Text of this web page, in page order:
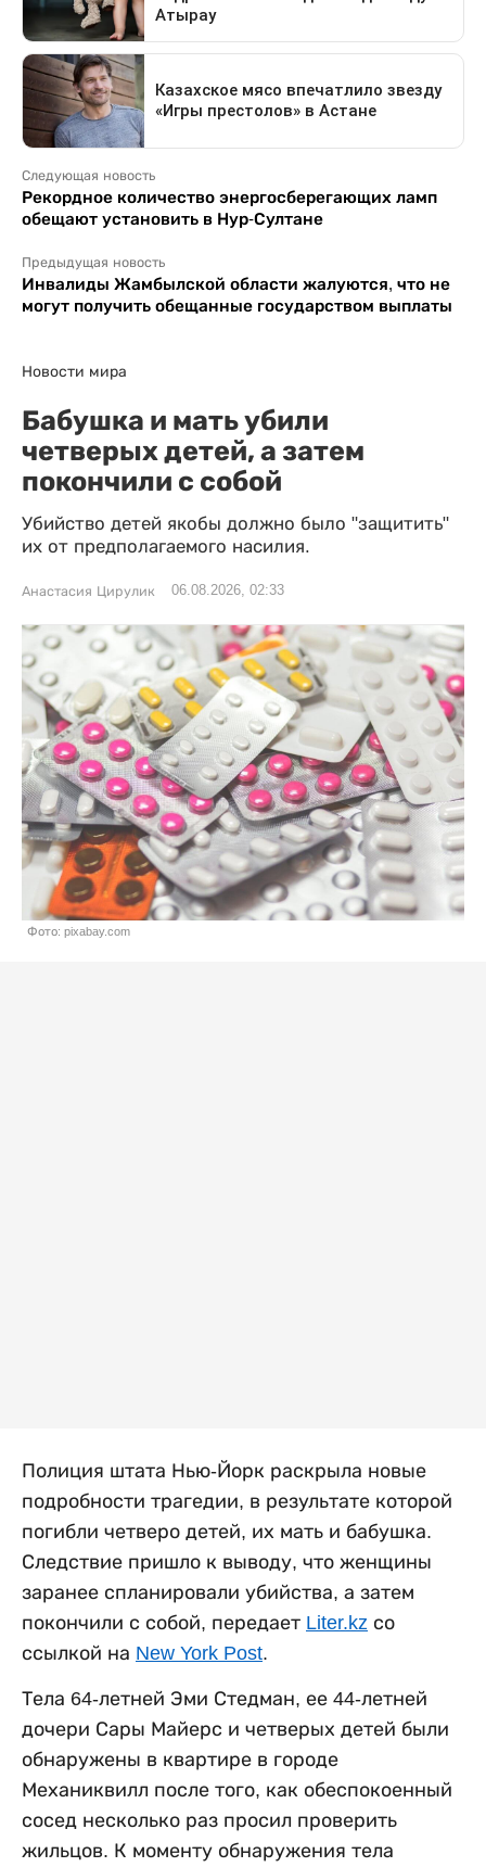
Следующая новость
Рекордное количество энергосберегающих ламп
обещают установить в Нур-Султане
Предыдущая новость
Инвалиды Жамбылской области жалуются, что не
могут получить обещанные государством выплаты
Новости мира
Бабушка и мать убили
четверых детей, а затем
покончили с собой
Убийство детей якобы должно было "защитить"
их от предполагаемого насилия.
Анастасия Цирулик 06.08.2026, 02:33
Фото: pixabay.com
Полиция штата Нью-Йорк раскрыла новые
подробности трагедии, в результате которой
погибли четверо детей, их мать и бабушка.
Следствие пришло к выводу, что женщины
заранее спланировали убийства, а затем
покончили с собой, передает Liter.kz со
ссылкой на New York Post.
Тела 64-летней Эми Стедман, ее 44-летней
дочери Сары Майерс и четверых детей были
обнаружены в квартире в городе
Механиквилл после того, как обеспокоенный
сосед несколько раз просил проверить
жильцов. К моменту обнаружения тела